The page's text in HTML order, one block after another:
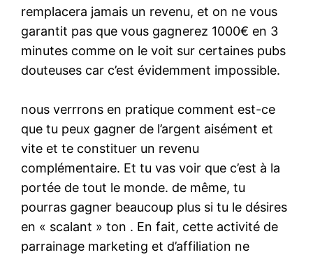
remplacera jamais un revenu, et on ne vous
garantit pas que vous gagnerez 1000€ en 3
minutes comme on le voit sur certaines pubs
douteuses car c’est évidemment impossible.
nous verrrons en pratique comment est-ce
que tu peux gagner de l’argent aisément et
vite et te constituer un revenu
complémentaire. Et tu vas voir que c’est à la
portée de tout le monde. de même, tu
pourras gagner beaucoup plus si tu le désires
en « scalant » ton . En fait, cette activité de
parrainage marketing et d’affiliation ne